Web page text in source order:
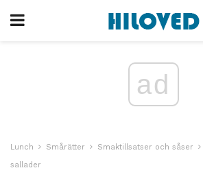
ad
Lunch Smårätter Smaktillsatser och såser
sallader